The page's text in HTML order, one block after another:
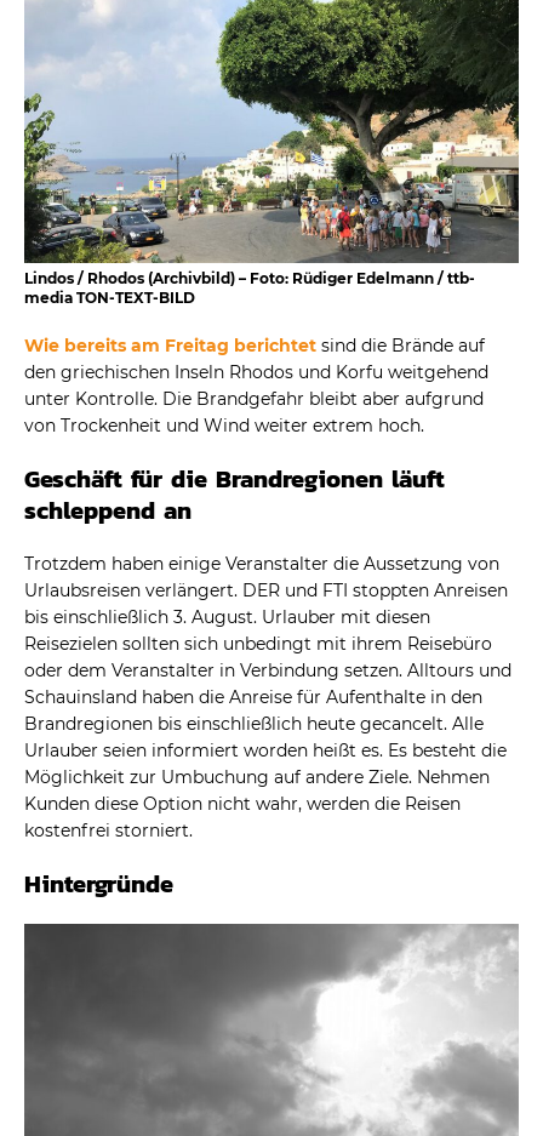
Lindos / Rhodos (Archivbild) – Foto: Rüdiger Edelmann / ttb-
media TON-TEXT-BILD
Wie bereits am Freitag berichtet sind die Brände auf
den griechischen Inseln Rhodos und Korfu weitgehend
unter Kontrolle. Die Brandgefahr bleibt aber aufgrund
von Trockenheit und Wind weiter extrem hoch.
Geschäft für die Brandregionen läuft
schleppend an
Trotzdem haben einige Veranstalter die Aussetzung von
Urlaubsreisen verlängert. DER und FTI stoppten Anreisen
bis einschließlich 3. August. Urlauber mit diesen
Reisezielen sollten sich unbedingt mit ihrem Reisebüro
oder dem Veranstalter in Verbindung setzen. Alltours und
Schauinsland haben die Anreise für Aufenthalte in den
Brandregionen bis einschließlich heute gecancelt. Alle
Urlauber seien informiert worden heißt es. Es besteht die
Möglichkeit zur Umbuchung auf andere Ziele. Nehmen
Kunden diese Option nicht wahr, werden die Reisen
kostenfrei storniert.
Hintergründe